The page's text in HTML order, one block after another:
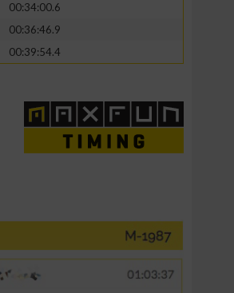
00:34:00.6
00:36:46.9
00:39:54.4